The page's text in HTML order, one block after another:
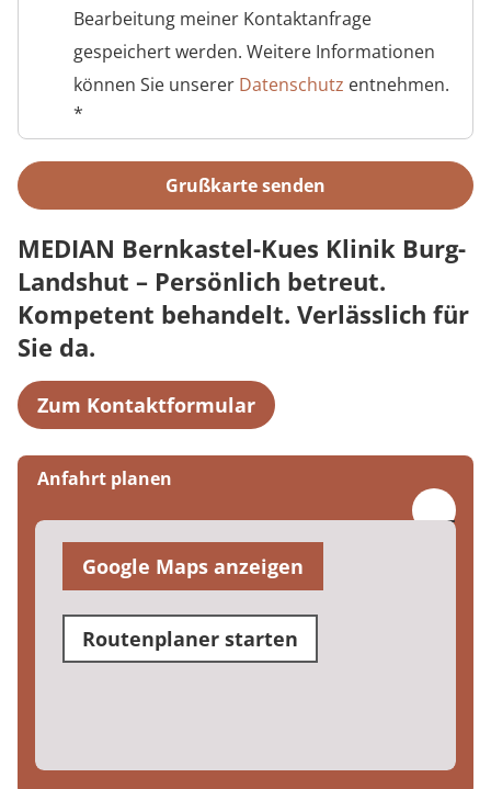
Bearbeitung meiner Kontaktanfrage
gespeichert werden. Weitere Informationen
können Sie unserer Datenschutz entnehmen.
*
Grußkarte senden
MEDIAN Bernkastel-Kues Klinik Burg-
Landshut – Persönlich betreut.
Kompetent behandelt. Verlässlich für
Sie da.
Zum Kontaktformular
Anfahrt planen
Google Maps anzeigen
Routenplaner starten